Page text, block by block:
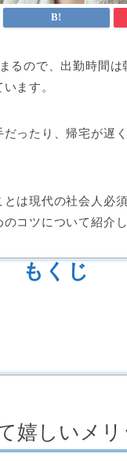
るので、出勤時間
ます。
ったり、帰宅が遅
は現代の社会人必
コツについて紹介
もくじ
嬉しいメ